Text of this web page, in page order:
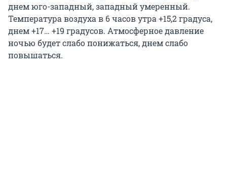
днем юго-западный, западный умеренный.
Температура воздуха в 6 часов утра +15,2 градуса,
днем +17… +19 градусов. Атмосферное давление
ночью будет слабо понижаться, днем слабо
повышаться.